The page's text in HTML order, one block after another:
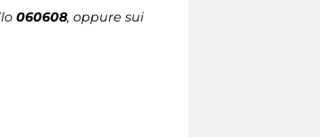
060608, oppure sui